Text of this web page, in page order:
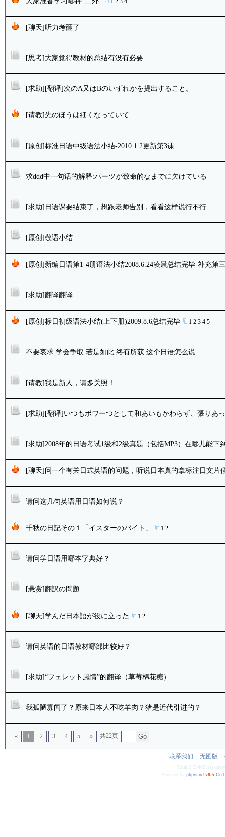
[聊天]听力考砸了
[思考]大家觉得教材的总结有没有必要
[求助][翻译]次のA又はBのいずれかを提出すること。
[请教]先のほうは細くなっていて
[原创]标准日语中级语法小结-2010.1.2更新第3课
求ddd中一句话的解释:パーツが致命的なまでに欠けている
[求助]日语课要结束了，想跟老师告别，看看这样说行不行
[原创]敬语小结
[原创]新编日语第1-4册语法小结2008.6.24凌晨总结完毕-补充第
[求助]翻译翻译
[原创]标日初级语法小结(上下册)2009.8.6总结完毕 1 2 3 4 5
不要哀求 学会争取 若是如此 终有所获 这个日语怎么说
[请教]我是新人，请多关照！
[求助][翻译]いつもポワーつとして和あいもかわらず、張りあ
[求助]2008年的日语考试1级和2级真题（包括MP3）在哪儿能下
[聊天]问一个有关日式英语的问题，听说日本真的拿标注日文片
请问这几句英语用日语如何说？
千秋の日記その１「イスターのバイト」 1 2
请问学日语用哪本字典好？
[悬赏]翻訳の問題
[聊天]学んだ日本語が役に立った 1 2
请问英语的日语教材哪部比较好？
[求助]“フェレット風情”的翻译（草莓棉花糖）
我孤陋寡闻了？原来日本人不吃羊肉？猪是近代引进的？
« 1 2 3 4 5 » 共22页 Go
联系我们 无图版
Total 0.234003(s)
Powered byphpwind v8.5